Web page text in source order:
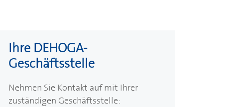
Ihre DEHOGA-
Geschäftsstelle
Nehmen Sie Kontakt auf mit Ihrer
zuständigen Geschäftsstelle: